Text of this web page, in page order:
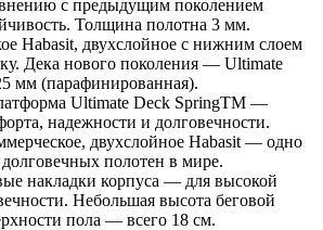
с предыдущим поколением
Толщина полотна 3 мм.
Habasit, двухслойное с нижним слоем
Дека нового поколения — Ultimate
мм (парафинированная).
Ultimate Deck SpringTM —
надежности и долговечности.
двухслойное Habasit — одно
полотен в мире.
накладки корпуса — для высокой
Небольшая высота беговой
пола — всего 18 см.